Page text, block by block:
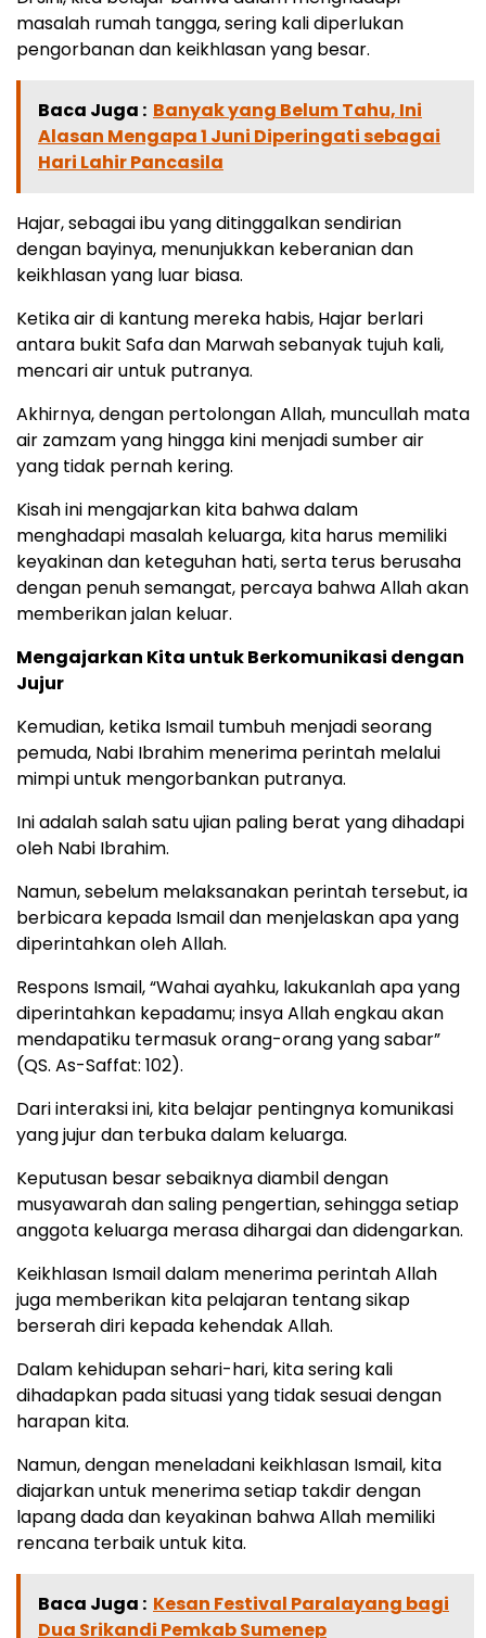
masalah rumah tangga, sering kali diperlukan
pengorbanan dan keikhlasan yang besar.
Baca Juga : Banyak yang Belum Tahu, Ini
Alasan Mengapa 1 Juni Diperingati sebagai
Hari Lahir Pancasila
Hajar, sebagai ibu yang ditinggalkan sendirian
dengan bayinya, menunjukkan keberanian dan
keikhlasan yang luar biasa.
Ketika air di kantung mereka habis, Hajar berlari
antara bukit Safa dan Marwah sebanyak tujuh kali,
mencari air untuk putranya.
Akhirnya, dengan pertolongan Allah, muncullah mata
air zamzam yang hingga kini menjadi sumber air
yang tidak pernah kering.
Kisah ini mengajarkan kita bahwa dalam
menghadapi masalah keluarga, kita harus memiliki
keyakinan dan keteguhan hati, serta terus berusaha
dengan penuh semangat, percaya bahwa Allah akan
memberikan jalan keluar.
Mengajarkan Kita untuk Berkomunikasi dengan
Jujur
Kemudian, ketika Ismail tumbuh menjadi seorang
pemuda, Nabi Ibrahim menerima perintah melalui
mimpi untuk mengorbankan putranya.
Ini adalah salah satu ujian paling berat yang dihadapi
oleh Nabi Ibrahim.
Namun, sebelum melaksanakan perintah tersebut, ia
berbicara kepada Ismail dan menjelaskan apa yang
diperintahkan oleh Allah.
Respons Ismail, “Wahai ayahku, lakukanlah apa yang
diperintahkan kepadamu; insya Allah engkau akan
mendapatiku termasuk orang-orang yang sabar”
(QS. As-Saffat: 102).
Dari interaksi ini, kita belajar pentingnya komunikasi
yang jujur dan terbuka dalam keluarga.
Keputusan besar sebaiknya diambil dengan
musyawarah dan saling pengertian, sehingga setiap
anggota keluarga merasa dihargai dan didengarkan.
Keikhlasan Ismail dalam menerima perintah Allah
juga memberikan kita pelajaran tentang sikap
berserah diri kepada kehendak Allah.
Dalam kehidupan sehari-hari, kita sering kali
dihadapkan pada situasi yang tidak sesuai dengan
harapan kita.
Namun, dengan meneladani keikhlasan Ismail, kita
diajarkan untuk menerima setiap takdir dengan
lapang dada dan keyakinan bahwa Allah memiliki
rencana terbaik untuk kita.
Baca Juga : Kesan Festival Paralayang bagi
Dua Srikandi Pemkab Sumenep